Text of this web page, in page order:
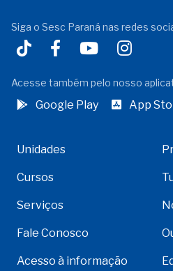
Siga o Sesc Paraná nas redes
Acesse também pelo nosso
Google Play App
Unidades
Cursos
Serviços
Fale Conosco
Acesso à informação